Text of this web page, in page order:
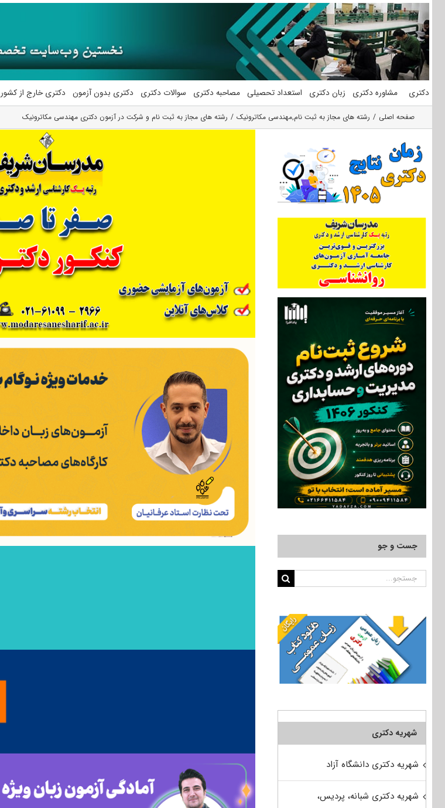
محتوا
دکتری مشاوره دکتری زبان دکتری استعداد تحصیلی مصاحبه دکتری سوالات دکتری دکتری بدون آزمون دکتری خارج از کشور
صفحه اصلی رشته های مجاز به ثبت نام,مهندسی مکاترونیک رشته های مجاز به ثبت نام و شرکت در آزمون دکتری مهندسی ﻣﻜﺎﺗﺮونیک
جست و جو
جستجو
شهریه دکتری
شهریه دکتری دانشگاه آزاد
شهریه دکتری شبانه، پردیس،